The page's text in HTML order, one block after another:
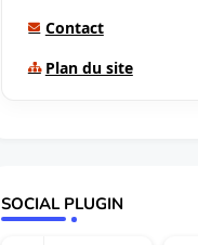
Contact
Plan du site
SOCIAL PLUGIN